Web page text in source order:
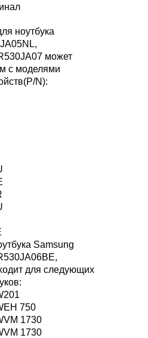
ноутбука
может
с моделями
N):
Samsung
для следующих
750
1730
1730